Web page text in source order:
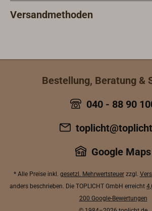
Versandmethoden
Bestellung, Beratung &
040 - 88 90
Google Maps
* Alle Preise inkl. gesetzl. Mehrwertsteuerzzgl.
anders beschrieben. Die TOPLICHT GmbH erreicht
200 Google-Bewertungen